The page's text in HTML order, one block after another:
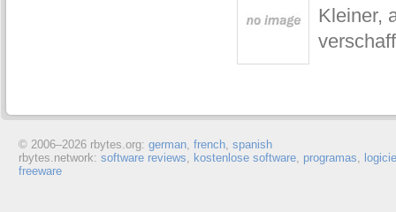
Kleiner,
© 2006–2026 rbytes.org: german, french, spanish
rbytes.network: software reviews, kostenlose software, programas,
freeware